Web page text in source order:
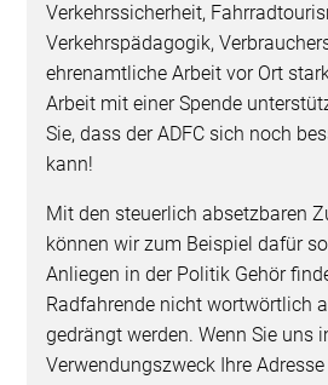
Verkehrssicherheit,
Verkehrspädagogik,
ehrenamtliche Arbeit vor Ort
Arbeit mit einer Spende
Sie, dass der ADFC sich noch
kann!
Mit den steuerlich absetzbaren
können wir zum Beispiel dafür
Anliegen in der Politik Gehör
Radfahrende nicht wortwörtlich
gedrängt werden. Wenn Sie uns
Verwendungszweck Ihre